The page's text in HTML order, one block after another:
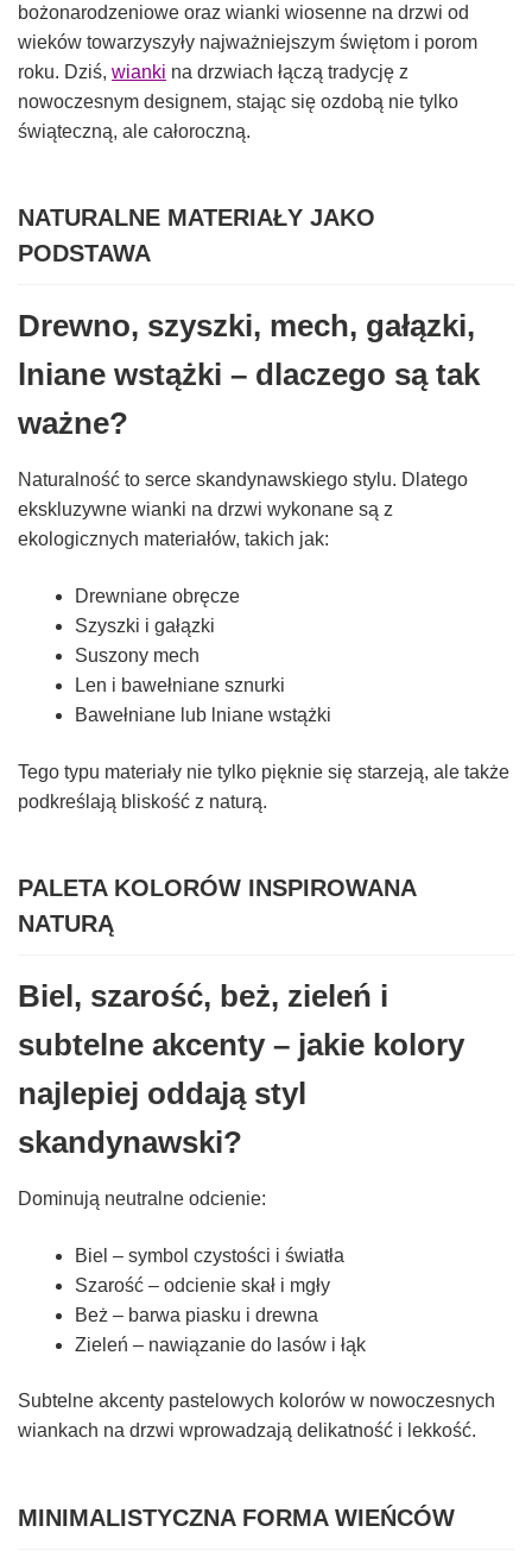
bożonarodzeniowe oraz wianki wiosenne na drzwi od
wieków towarzyszyły najważniejszym świętom i porom
roku. Dziś, wianki na drzwiach łączą tradycję z
nowoczesnym designem, stając się ozdobą nie tylko
świąteczną, ale całoroczną.
NATURALNE MATERIAŁY JAKO
PODSTAWA
Drewno, szyszki, mech, gałązki,
lniane wstążki – dlaczego są tak
ważne?
Naturalność to serce skandynawskiego stylu. Dlatego
ekskluzywne wianki na drzwi wykonane są z
ekologicznych materiałów, takich jak:
Drewniane obręcze
Szyszki i gałązki
Suszony mech
Len i bawełniane sznurki
Bawełniane lub lniane wstążki
Tego typu materiały nie tylko pięknie się starzeją, ale także
podkreślają bliskość z naturą.
PALETA KOLORÓW INSPIROWANA
NATURĄ
Biel, szarość, beż, zieleń i
subtelne akcenty – jakie kolory
najlepiej oddają styl
skandynawski?
Dominują neutralne odcienie:
Biel – symbol czystości i światła
Szarość – odcienie skał i mgły
Beż – barwa piasku i drewna
Zieleń – nawiązanie do lasów i łąk
Subtelne akcenty pastelowych kolorów w nowoczesnych
wiankach na drzwi wprowadzają delikatność i lekkość.
MINIMALISTYCZNA FORMA WIEŃCÓW